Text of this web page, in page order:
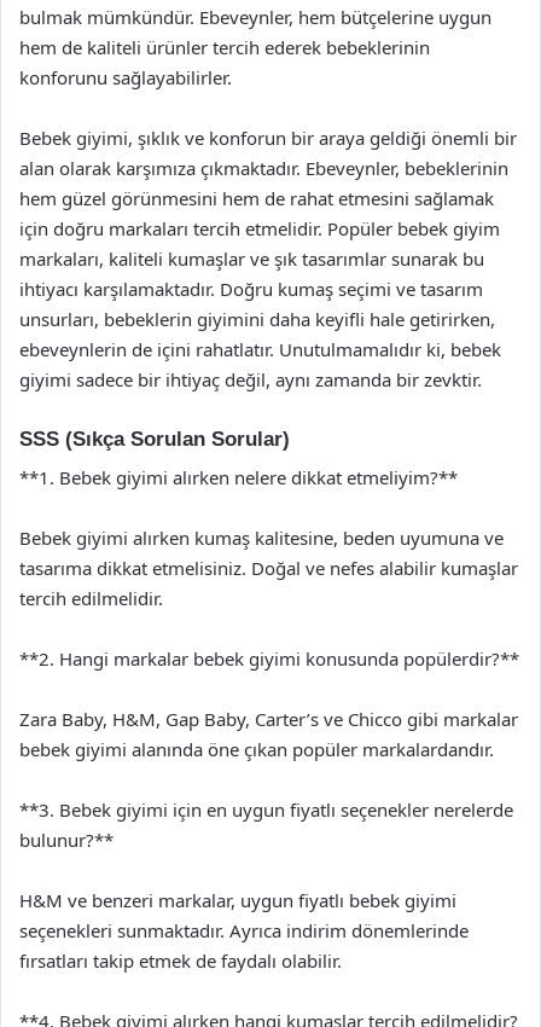
bulmak mümkündür. Ebeveynler, hem bütçelerine uygun
hem de kaliteli ürünler tercih ederek bebeklerinin
konforunu sağlayabilirler.
Bebek giyimi, şıklık ve konforun bir araya geldiği önemli bir
alan olarak karşımıza çıkmaktadır. Ebeveynler, bebeklerinin
hem güzel görünmesini hem de rahat etmesini sağlamak
için doğru markaları tercih etmelidir. Popüler bebek giyim
markaları, kaliteli kumaşlar ve şık tasarımlar sunarak bu
ihtiyacı karşılamaktadır. Doğru kumaş seçimi ve tasarım
unsurları, bebeklerin giyimini daha keyifli hale getirirken,
ebeveynlerin de içini rahatlatır. Unutulmamalıdır ki, bebek
giyimi sadece bir ihtiyaç değil, aynı zamanda bir zevktir.
SSS (Sıkça Sorulan Sorular)
**1. Bebek giyimi alırken nelere dikkat etmeliyim?**
Bebek giyimi alırken kumaş kalitesine, beden uyumuna ve
tasarıma dikkat etmelisiniz. Doğal ve nefes alabilir kumaşlar
tercih edilmelidir.
**2. Hangi markalar bebek giyimi konusunda popülerdir?**
Zara Baby, H&M, Gap Baby, Carter’s ve Chicco gibi markalar
bebek giyimi alanında öne çıkan popüler markalardandır.
**3. Bebek giyimi için en uygun fiyatlı seçenekler nerelerde
bulunur?**
H&M ve benzeri markalar, uygun fiyatlı bebek giyimi
seçenekleri sunmaktadır. Ayrıca indirim dönemlerinde
fırsatları takip etmek de faydalı olabilir.
**4. Bebek giyimi alırken hangi kumaşlar tercih edilmelidir?